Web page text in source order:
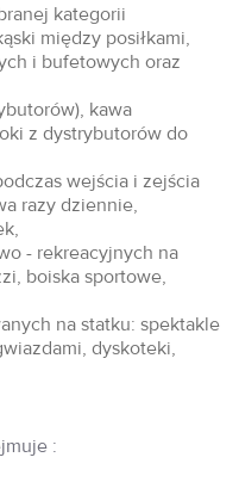
kategorii
między posiłkami,
i bufetowych oraz
kawa
z dystrybutorów do
wejścia i zejścia
razy dziennie,
- rekreacyjnych na
boiska sportowe,
na statku: spektakle
dyskoteki,
: